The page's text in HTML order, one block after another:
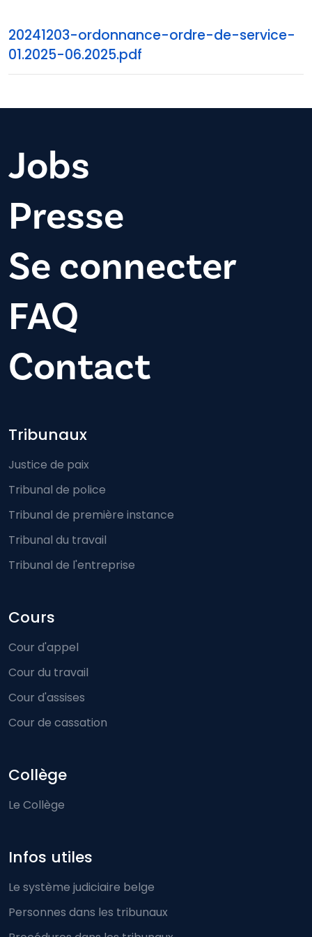
20241203-ordonnance-ordre-de-service-
01.2025-06.2025.pdf
Jobs
Presse
Se connecter
FAQ
Contact
Footer-menu
Tribunaux
Justice de paix
Tribunal de police
Tribunal de première instance
Tribunal du travail
Tribunal de l'entreprise
Cours
Cour d'appel
Cour du travail
Cour d'assises
Cour de cassation
Collège
Le Collège
Infos utiles
Le système judiciaire belge
Personnes dans les tribunaux